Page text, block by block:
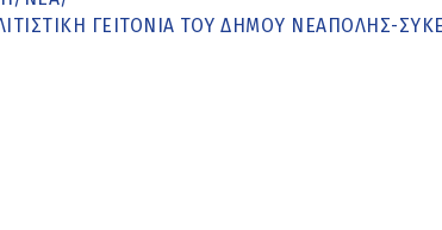
ΓΕΙΤΟΝΙΆ ΤΟΥ ΔΉΜΟΥ ΝΕΆΠΟΛΗΣ-